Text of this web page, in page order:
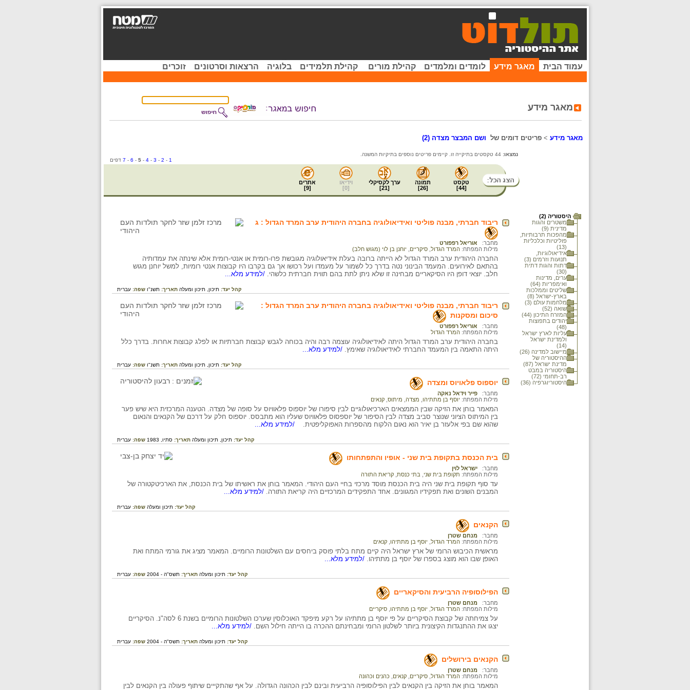
עמוד הבית מאגר מידע לומדים ומלמדים קהילת מורים קהילת תלמידים בלוגיה הרצאות וסרטונים זוכרים
מאגר מידע
מאגר מידע > פריטים דומים של ושם המבצר מצדה (2)
נמצאו:
1
-
2
-
3
-
4
-
5
-
6
-
7 דפים
טקסט
[
44
]
תמונה
[
26
]
ערך לקסיקלי
[
21
]
וידיאו
[
0
]
אתרים
[
9
]
היסטוריה (2)
משטרים והגות
מדינית (9)
מהפכות תרבותיות,
פוליטיות וכלכליות
(13)
אידיאולוגיות,
תנועות וזרמים (3)
דתות והגות דתית
(30)
ערים, מדינות
ואימפריות (64)
שליטים וממלכות
בארץ-ישראל (8)
מלחמות עולם (3)
שואה (52)
המזרח התיכון (44)
יהודים בתפוצות
(48)
עליות לארץ ישראל
ולמדינת ישראל
(14)
מיישוב למדינה (26)
ההיסטוריה של
מדינת ישראל (87)
היסטוריה במבט
רב-תחומי (72)
היסטוריוגרפיה (36)
ריבוד חברתי, מבנה פוליטי ואידיאולוגיה בחברה היהודית ערב המרד הגדול : ג
מחבר:
אוריאל רפפורט
מילות המפתח: המרד הגדול סיקריים יוחנן בן לוי (מגוש חלב)
החברה היהודית ערב המרד הגדול לא הייתה ברובה בעלת אידיאולוגיה מגובשת פרו-רומית או אנטי-רומית אלא שינתה את עמדותיה
בהתאם לאירועים. המעמד הבינוני נטה בדרך כל לשמור על מעמדו ועל רכושו אך גם בקרבו היו קבוצות אנטי רומיות, למשל יוחנן מגוש
חלב. יוצאי דופן היו הסיקאריים מבחינה זו שלא ניתן לתת בהם תווית חברתית כלשהי. /למידע מלא...
קהל יעד: תיכון, תיכון ומעלה תאריך: תשנ"ו שפה: עברית
ריבוד חברתי, מבנה פוליטי ואידיאולוגיה בחברה היהודית ערב המרד הגדול :
סיכום ומסקנות
מחבר:
אוריאל רפפורט
מילות המפתח: המרד הגדול
בחברה היהודית ערב המרד הגדול היתה לאידיאולוגיה עוצמה רבה והיה בכוחה לגבש קבוצות חברתיות או לפלג קבוצות אחרות. בדרך כלל
היתה התאמה בין המעמד החברתי לאידיאולוגיה שאימץ. /למידע מלא...
קהל יעד: תיכון, תיכון ומעלה תאריך: תשנ"ו שפה: עברית
יוספוס פלאויוס ומצדה
מחבר:
פייר וידאל נאקה
מילות המפתח: יוסף בן מתתיהו מצדה מיתוס קנאים
המאמר בוחן את הזיקה שבין הממצאים הארכיאולוגיים לבין סיפורו של יוספוס פלאוויוס על סופה של מצדה. הטענה המרכזית היא שיש פער
בין המיתוס הציוני שנוצר סביב מצדה לבין הסיפור של יוספסוס פלאוויוס שעליו הוא מתבסס. יוספוס חלק על דרכם של הקנאים והנאום
שהוא שם בפי אלעזר בן יאיר הוא נאום הלקוח מהספרות האפוקליפטית.
/למידע מלא...
קהל יעד: תיכון, תיכון ומעלה תאריך: סתיו, 1983 שפה: עברית
בית הכנסת בתקופת בית שני - אופיו והתפתחותו
מחבר:
ישראל לוין
מילות המפתח: תקופת בית שני בתי כנסת קריאת התורה
עד סוף תקופת בית שני היה בית הכנסת מוסד מרכזי בחיי העם היהודי. המאמר בוחן את ראשיתו של בית הכנסת, את הארכיטקטורה של
המבנים השונים ואת תפקידיו המגוונים. אחד התפקידים המרכזיים היה קריאת התורה. /למידע מלא...
קהל יעד: תיכון ומעלה שפה: עברית
הקנאים
מחבר:
מנחם שטרן
מילות המפתח: המרד הגדול יוסף בן מתתיהו קנאים
מראשית הכיבוש הרומי של ארץ ישראל היה קיים מתח בלתי פוסק ביחסים עם השלטונות הרומיים. המאמר מציג את גורמי המתח ואת
האופן שבו הוא מוצג בספרו של יוסף בן מתתיהו. /למידע מלא...
קהל יעד: תיכון ומעלה תאריך: תשס"ה - 2004 שפה: עברית
הפילוסופיה הרביעית והסיקאריים
מחבר:
מנחם שטרן
מילות המפתח: המרד הגדול יוסף בן מתתיהו סיקריים
על צמיחתה של קבוצת הסיקריים על פי יוסף בן מתתיהו על רקע מיפקד האוכלוסין שערכו השלטונות הרומיים בשנת 6 לסה"נ. הסיקריים
יצגו את ההתנגדות הקיצונית ביותר לשלטון הרומי ומבחינתם ההכרה בו הייתה חילול השם. /למידע מלא...
קהל יעד: תיכון ומעלה תאריך: תשס"ה - 2004 שפה: עברית
הקנאים בירושלים
מחבר:
מנחם שטרן
מילות המפתח: המרד הגדול סיקריים קנאים כהנים וכהונה
המאמר בוחן את הזיקה בין הקנאים לבין הפילוסופיה הרביעית ובינם לבין הכהונה הגדולה. על אף שהתקייים שיתוף פעולה בין הקנאים לבין